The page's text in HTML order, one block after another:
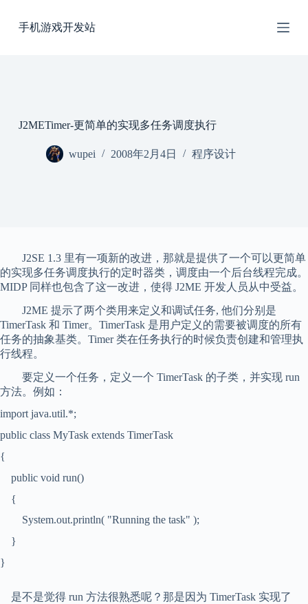
过
手机游戏开发站
J2METimer-更简单的实现多任务调度执行
wupei 2008年2月4日 程序设计
J2SE 1.3 里有一项新的改进，那就是提供了一个可以更简单
的实现多任务调度执行的定时器类，调度由一个后台线程完成。
MIDP 同样也包含了这一改进，使得 J2ME 开发人员从中受益。
J2ME 提示了两个类用来定义和调试任务, 他们分别是
TimerTask 和 Timer。TimerTask 是用户定义的需要被调度的所有
任务的抽象基类。Timer 类在任务执行的时候负责创建和管理执
行线程。
要定义一个任务，定义一个 TimerTask 的子类，并实现 run
方法。例如：
import java.util.*;
public class MyTask extends TimerTask
{
public void run()
{
System.out.println( "Running the task" );
}
}
是不是觉得 run 方法很熟悉呢？那是因为 TimerTask 实现了